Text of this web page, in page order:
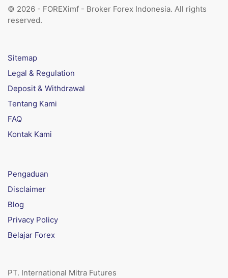
© 2026 - FOREXimf - Broker Forex Indonesia. All rights
reserved.
Sitemap
Legal & Regulation
Deposit & Withdrawal
Tentang Kami
FAQ
Kontak Kami
Pengaduan
Disclaimer
Blog
Privacy Policy
Belajar Forex
PT. International Mitra Futures